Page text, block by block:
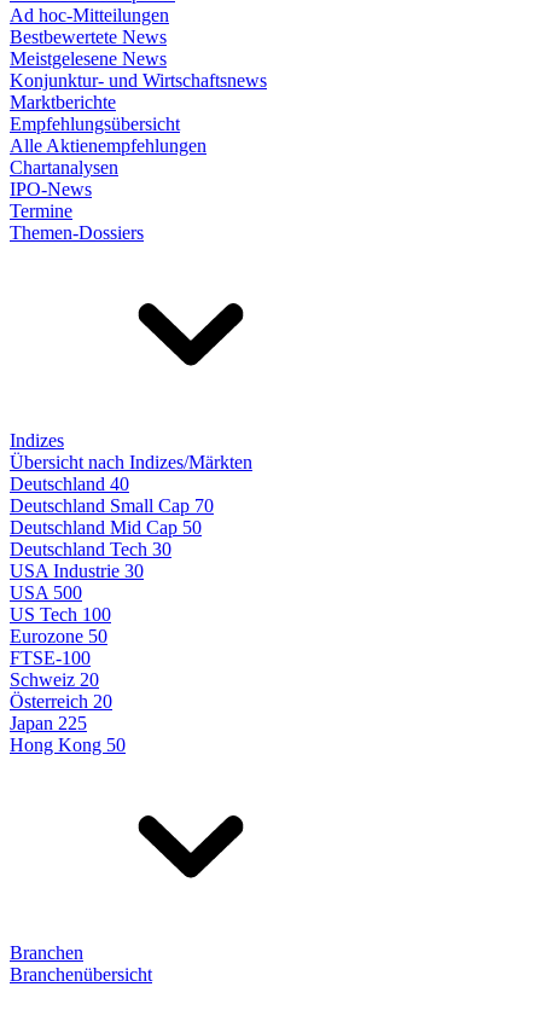
Ad hoc-Mitteilungen
Bestbewertete News
Meistgelesene News
Konjunktur- und Wirtschaftsnews
Marktberichte
Empfehlungsübersicht
Alle Aktienempfehlungen
Chartanalysen
IPO-News
Termine
Themen-Dossiers
Indizes
Übersicht nach Indizes/Märkten
Deutschland 40
Deutschland Small Cap 70
Deutschland Mid Cap 50
Deutschland Tech 30
USA Industrie 30
USA 500
US Tech 100
Eurozone 50
FTSE-100
Schweiz 20
Österreich 20
Japan 225
Hong Kong 50
Branchen
Branchenübersicht